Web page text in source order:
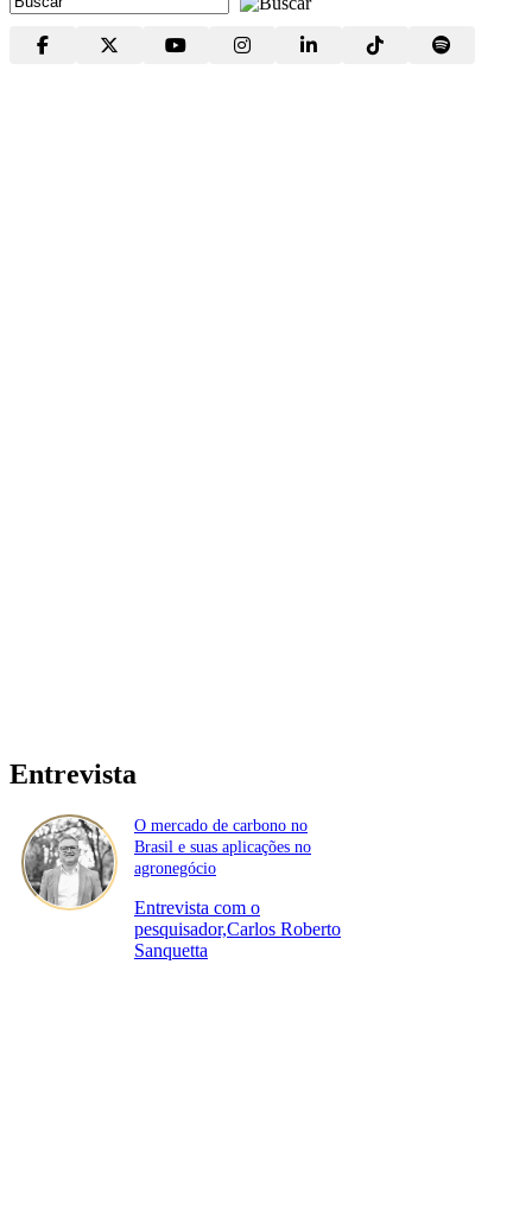
Entrevista
O mercado de carbono no
Brasil e suas aplicações no
agronegócio
Entrevista com o
pesquisador,Carlos Roberto
Sanquetta